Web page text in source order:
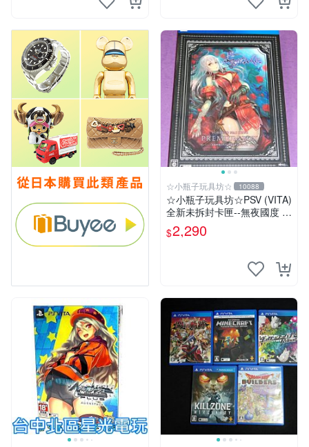
☆小瓶子玩具坊☆ 10088
☆小瓶子玩具坊☆PSV (VITA)
全新未拆封卡匣--無夜國度 珍
藏盒版 / 限定版 (日版)
$2,290